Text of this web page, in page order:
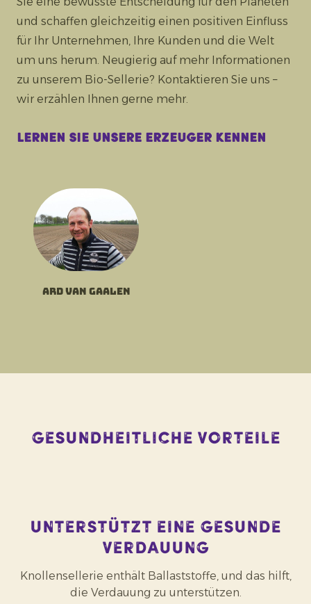
und schaffen gleichzeitig einen positiven Einfluss
für Ihr Unternehmen, Ihre Kunden und die Welt
um uns herum. Neugierig auf mehr Informationen
zu unserem Bio-Sellerie? Kontaktieren Sie uns –
wir erzählen Ihnen gerne mehr.
Lernen Sie unsere Erzeuger kennen
Ard van Gaalen
Gesundheitliche Vorteile
Unterstützt eine gesunde
Verdauung
Knollensellerie enthält Ballaststoffe, und das hilft,
die Verdauung zu unterstützen.